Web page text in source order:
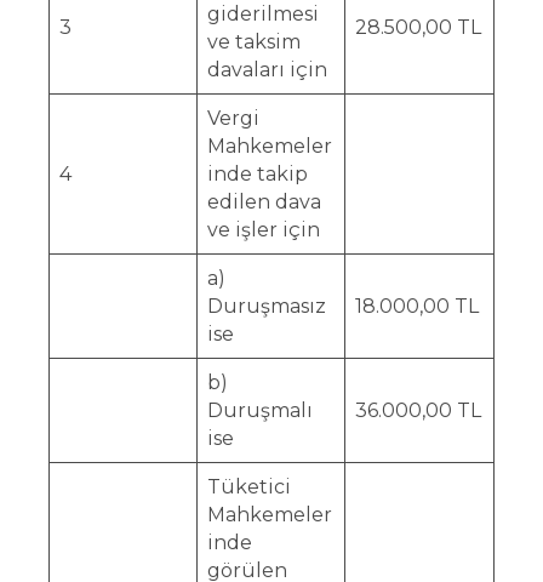
3
giderilmesi
ve taksim
davaları için
28.500,00 TL
4
Vergi
Mahkemeler
inde takip
edilen dava
ve işler için
a)
Duruşmasız
ise
18.000,00 TL
b)
Duruşmalı
ise
36.000,00 TL
Tüketici
Mahkemeler
inde
görülen